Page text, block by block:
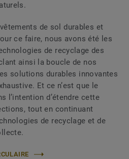
de sol durables et
ce faire, nous avons été les
de recyclage des
ainsi la boucle de nos
solutions durables innovantes
Et ce n’est que le
l’intention d’étendre cette
tout en continuant
de recyclage et de